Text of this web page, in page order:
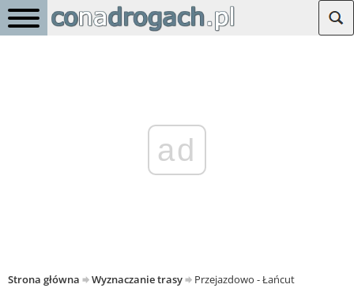
ad
Strona główna Wyznaczanie trasy Przejazdowo - Łańcut